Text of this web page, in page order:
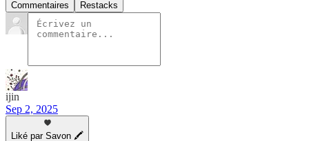
Commentaires Restacks
ijin
Sep 2, 2025
Liké par Savon 🖍